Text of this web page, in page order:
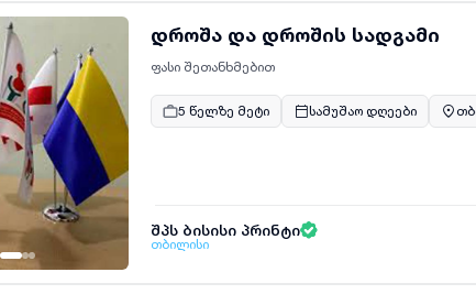
დროშა და დროშის სადგამი
ფასი შეთანხმებით
5 წელზე მეტი სამუშაო დღეები
შპს ბისისი პრინტი
თბილისი